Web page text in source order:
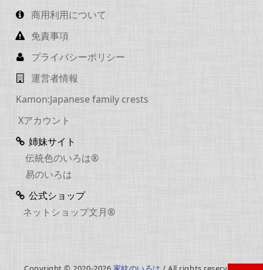
商用利用について
免責事項
プライバシーポリシー
運営者情報
Kamon:Japanese family crests
Xアカウント
姉妹サイト
伝統色のいろは®
易のいろは
公式ショップ
ネットショップ文月®